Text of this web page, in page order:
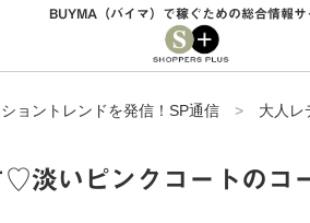
BUYMA（バイマ）で稼ぐための総合情報サ
ョントレンドを発信！SP通信 > 大人レ
淡いピンクコートのコ